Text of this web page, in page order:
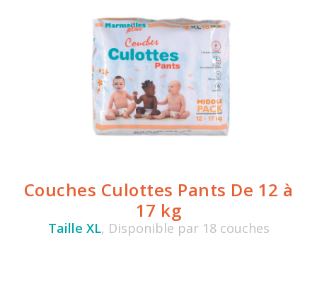
Couches Culottes Pants De 12 à
17 kg
Taille XL, Disponible par 18 couches